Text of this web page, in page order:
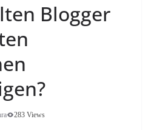
Blogger
283 Views